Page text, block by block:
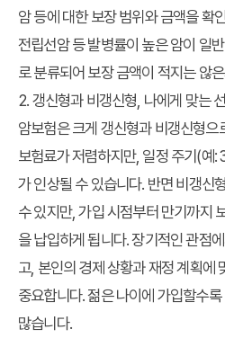
암 등에 대한 보장 범위와 금액을 확
전립선암 등 발병률이 높은 암이 일
로 분류되어 보장 금액이 적지는 않
2. 갱신형과 비갱신형, 나에게 맞는
암보험은 크게 갱신형과 비갱신형으
보험료가 저렴하지만, 일정 주기(예
가 인상될 수 있습니다. 반면 비갱신
수 있지만, 가입 시점부터 만기까지
을 납입하게 됩니다. 장기적인 관점
고, 본인의 경제 상황과 재정 계획에
중요합니다. 젊은 나이에 가입할수
많습니다.